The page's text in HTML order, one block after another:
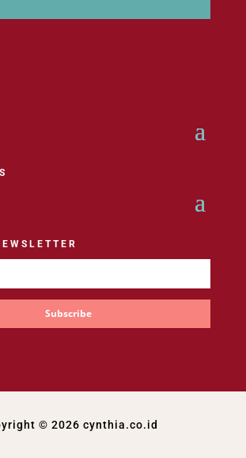
Subscribe
© 2026 cynthia.co.id